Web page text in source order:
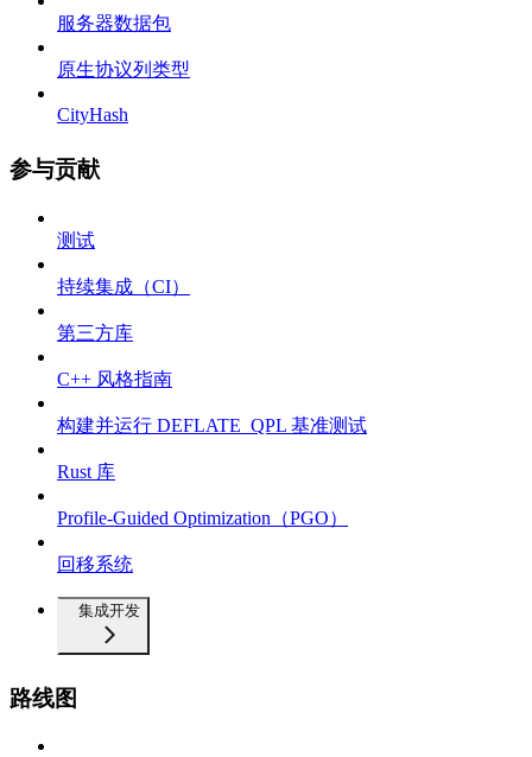
服务器数据包
原生协议列类型
CityHash
参与贡献
测试
持续集成（CI）
第三方库
C++ 风格指南
构建并运行 DEFLATE_QPL 基准测试
Rust 库
Profile-Guided Optimization（PGO）
回移系统
集成开发
路线图